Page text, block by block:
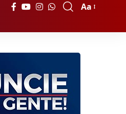
Font
Aa